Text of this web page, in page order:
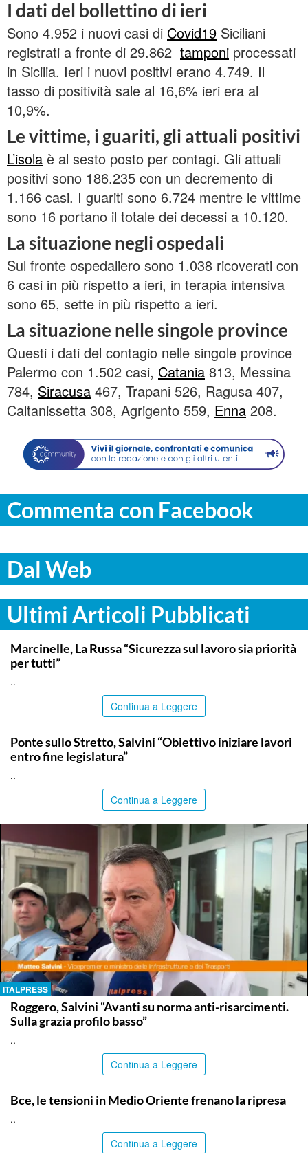
I dati del bollettino di ieri
Sono 4.952 i nuovi casi di Covid19 Siciliani
registrati a fronte di 29.862 tamponi processati
in Sicilia. Ieri i nuovi positivi erano 4.749. Il
tasso di positività sale al 16,6% ieri era al
10,9%.
Le vittime, i guariti, gli attuali positivi
L’isola è al sesto posto per contagi. Gli attuali
positivi sono 186.235 con un decremento di
1.166 casi. I guariti sono 6.724 mentre le vittime
sono 16 portano il totale dei decessi a 10.120.
La situazione negli ospedali
Sul fronte ospedaliero sono 1.038 ricoverati con
6 casi in più rispetto a ieri, in terapia intensiva
sono 65, sette in più rispetto a ieri.
La situazione nelle singole province
Questi i dati del contagio nelle singole province
Palermo con 1.502 casi, Catania 813, Messina
784, Siracusa 467, Trapani 526, Ragusa 407,
Caltanissetta 308, Agrigento 559, Enna 208.
Commenta con Facebook
Dal Web
Ultimi Articoli Pubblicati
ITALPRESS
Marcinelle, La Russa “Sicurezza sul lavoro sia priorità
per tutti”
..
Continua a Leggere
Ponte sullo Stretto, Salvini “Obiettivo iniziare lavori
entro fine legislatura”
..
Continua a Leggere
ITALPRESS
Roggero, Salvini “Avanti su norma anti-risarcimenti.
Sulla grazia profilo basso”
..
Continua a Leggere
Bce, le tensioni in Medio Oriente frenano la ripresa
..
Continua a Leggere